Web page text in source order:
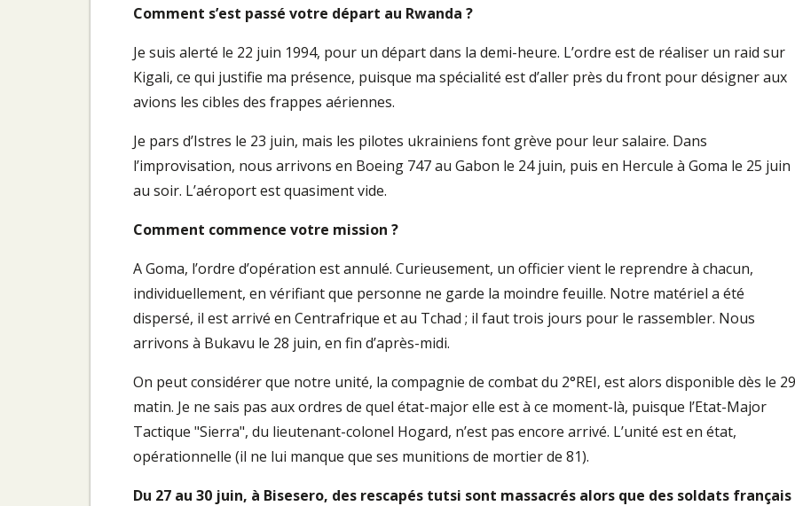
Comment s’est passé votre départ au Rwanda ?
Je suis alerté le 22 juin 1994, pour un départ dans la demi-heure. L’ordre est de réaliser un raid sur
Kigali, ce qui justifie ma présence, puisque ma spécialité est d’aller près du front pour désigner aux
avions les cibles des frappes aériennes.
Je pars d’Istres le 23 juin, mais les pilotes ukrainiens font grève pour leur salaire. Dans
l’improvisation, nous arrivons en Boeing 747 au Gabon le 24 juin, puis en Hercule à Goma le 25 juin
au soir. L’aéroport est quasiment vide.
Comment commence votre mission ?
A Goma, l’ordre d’opération est annulé. Curieusement, un officier vient le reprendre à chacun,
individuellement, en vérifiant que personne ne garde la moindre feuille. Notre matériel a été
dispersé, il est arrivé en Centrafrique et au Tchad ; il faut trois jours pour le rassembler. Nous
arrivons à Bukavu le 28 juin, en fin d’après-midi.
On peut considérer que notre unité, la compagnie de combat du 2°REI, est alors disponible dès le 29
matin. Je ne sais pas aux ordres de quel état-major elle est à ce moment-là, puisque l’Etat-Major
Tactique "Sierra", du lieutenant-colonel Hogard, n’est pas encore arrivé. L’unité est en état,
opérationnelle (il ne lui manque que ses munitions de mortier de 81).
Du 27 au 30 juin, à Bisesero, des rescapés tutsi sont massacrés alors que des soldats français